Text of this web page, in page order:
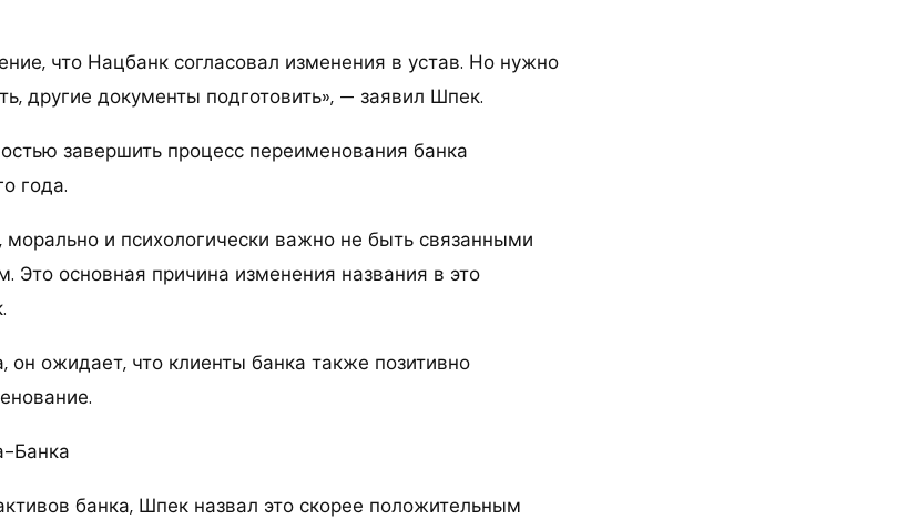
что Нацбанк согласовал изменения в устав. Но нужно
другие документы подготовить», — заявил Шпек.
завершить процесс переименования банка
года.
морально и психологически важно не быть связанными
Это основная причина изменения названия в это
он ожидает, что клиенты банка также позитивно
Банка
банка, Шпек назвал это скорее положительным